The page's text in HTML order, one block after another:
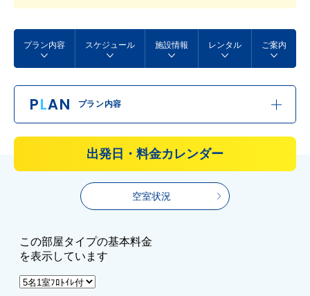
プラン内容 スケジュール 施設情報 レンタル ご案内
PLAN プラン内容
出発日・料金カレンダー
空室状況